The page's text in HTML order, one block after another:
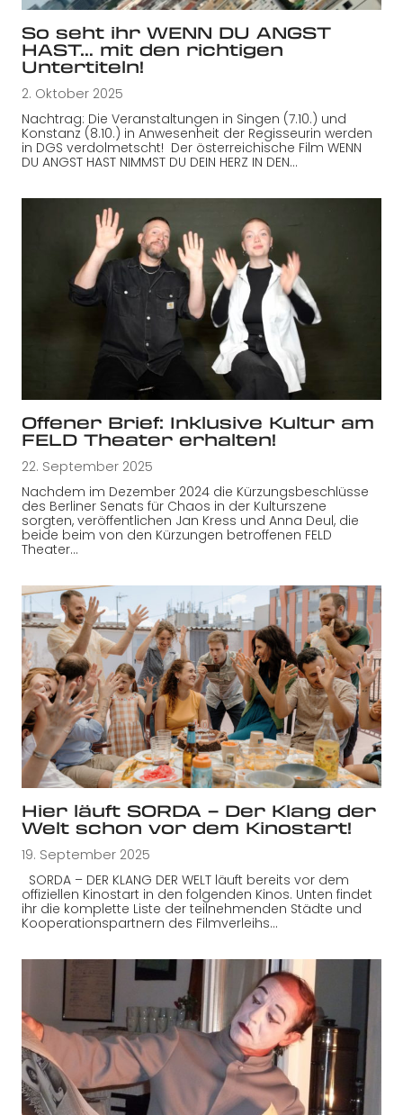
So seht ihr WENN DU ANGST
HAST… mit den richtigen
Untertiteln!
2. Oktober 2025
Nachtrag: Die Veranstaltungen in Singen (7.10.) und
Konstanz (8.10.) in Anwesenheit der Regisseurin werden
in DGS verdolmetscht! Der österreichische Film WENN
DU ANGST HAST NIMMST DU DEIN HERZ IN DEN…
Offener Brief: Inklusive Kultur am
FELD Theater erhalten!
22. September 2025
Nachdem im Dezember 2024 die Kürzungsbeschlüsse
des Berliner Senats für Chaos in der Kulturszene
sorgten, veröffentlichen Jan Kress und Anna Deul, die
beide beim von den Kürzungen betroffenen FELD
Theater…
Hier läuft SORDA – Der Klang der
Welt schon vor dem Kinostart!
19. September 2025
SORDA – DER KLANG DER WELT läuft bereits vor dem
offiziellen Kinostart in den folgenden Kinos. Unten findet
ihr die komplette Liste der teilnehmenden Städte und
Kooperationspartnern des Filmverleihs…